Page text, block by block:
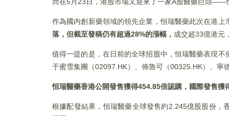
作為國内創新藥領域的領先企業，恒瑞醫藥此次在港上
落，但截至發稿仍有超過28%的漲幅， 成交超33億港元
值得一提的是，在日前的全球招股中，恒瑞醫藥表現
于蜜雪集團（02097.HK）、佈魯可（00325.HK）、寧德
恒瑞醫藥香港公開發售獲得454.85倍認購，國際發售獲
根據配發結果，恒瑞醫藥全球發售約2.245億股股份，